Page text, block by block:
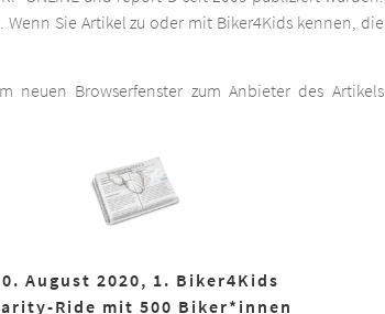
Sie Artikel zu oder mit Biker4Kids kennen, die
neuen Browserfenster zum Anbieter des Artikels
August 2020, 1. Biker4Kids
Ride mit 500 Biker*innen